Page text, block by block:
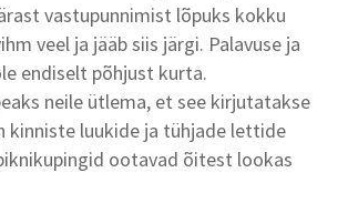
vastupunnimist lõpuks kokku
veel ja jääb siis järgi. Palavuse ja
endiselt põhjust kurta.
neile ütlema, et see kirjutatakse
kinniste luukide ja tühjade lettide
ootavad õitest lookas